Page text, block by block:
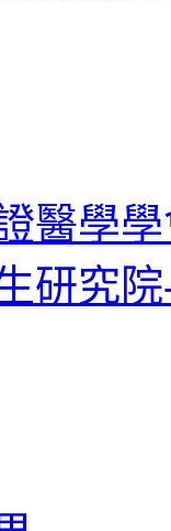
醫學
研究